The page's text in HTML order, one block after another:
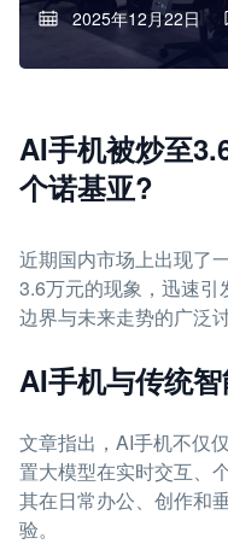
2025年12月22日
AI手机被炒至
个诺基亚?
近期国内市场上出现了
3.6万元的现象，迅速
边界与未来走势的广泛讨
AI手机与传统
文章指出，AI手机不仅
置大模型在实时交互、
其在日常办公、创作和
验。